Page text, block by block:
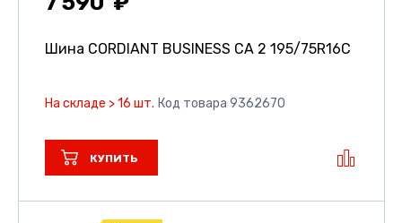
Шина CORDIANT BUSINESS CA 2 195/75R16C
На складе > 16 шт. Код товара 9362670
КУПИТЬ